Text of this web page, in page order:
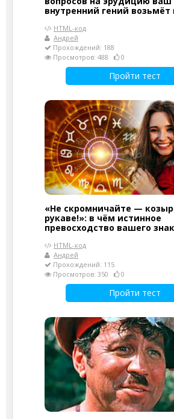
внутренний гений возьмёт
HTML-код
Андрей
Прохождений: 188
Просмотров: 488
0
Пройти тест
«Не скромничайте —
рукаве!»: в чём истинное
превосходство вашего
HTML-код
Андрей
Прохождений: 115
Просмотров: 350
0
Пройти тест